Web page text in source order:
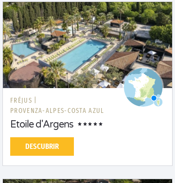
FRÉJUS |
PROVENZA-ALPES-COSTA AZUL
Etoile d'Argens
DESCUBRIR